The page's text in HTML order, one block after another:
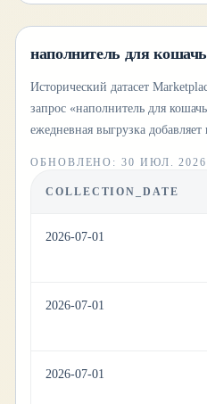
наполнитель для
Исторический датасет
запрос «наполнитель для
ежедневная выгрузка
ОБНОВЛЕНО :30 ИЮЛ. 2026
COLLECTION_DATE
2026-07-01
2026-07-01
2026-07-01